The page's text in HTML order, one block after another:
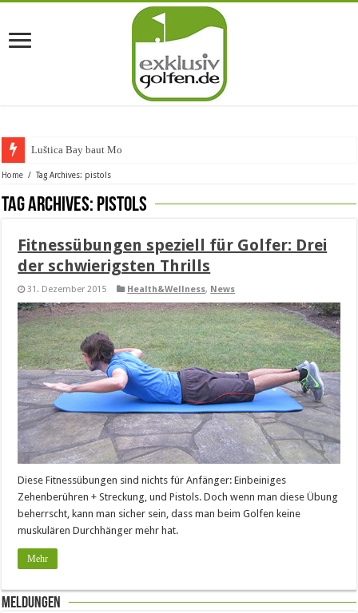
Luštica Bay baut Montene
Home / Tag Archives: pistols
Tag Archives: pistols
Fitnessübungen speziell für Golfer: Drei
der schwierigsten Thrills
31. Dezember 2015 Health&Wellness, News
Diese Fitnessübungen sind nichts für Anfänger: Einbeiniges
Zehenberühren + Streckung, und Pistols. Doch wenn man diese Übung
beherrscht, kann man sicher sein, dass man beim Golfen keine
muskulären Durchhänger mehr hat.
Mehr
Meldungen